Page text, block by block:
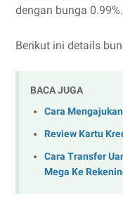
dengan bunga 0.99%.
Berikut ini details
BACA JUGA
Cara
Review Kartu
Cara Transfer
Mega Ke